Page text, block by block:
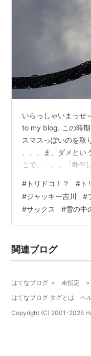
いらっしゃいまっせ
to my blog. この時
スマスっぽいのを取
、、、ま、ダメと
こで、、、、「昨年
も雪が降ってたんで
したりしてたようで
など如何でしょう？
ャッキー吉川とブル
# トリドコ！？ # ト
#ジャッキー吉川 #
#サックス #雪の中
関連ブログ
はてなブログ > 未指定 >
はてなブログ タグとは
ヘ
Copyright (C) 2001-2026